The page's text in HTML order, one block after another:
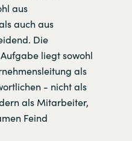
aus
auch aus
Die
liegt sowohl
als
- nicht als
als Mitarbeiter,
Feind